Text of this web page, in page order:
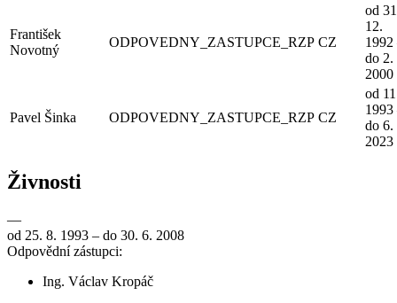
František
Novotný
ODPOVEDNY_ZASTUPCE_RZP CZ
od
12.
1992
do 2.
2000
Pavel Šinka ODPOVEDNY_ZASTUPCE_RZP CZ
od
1993
do 6.
2023
Živnosti
—
od 25. 8. 1993 – do 30. 6. 2008
Odpovědní zástupci:
Ing. Václav Kropáč